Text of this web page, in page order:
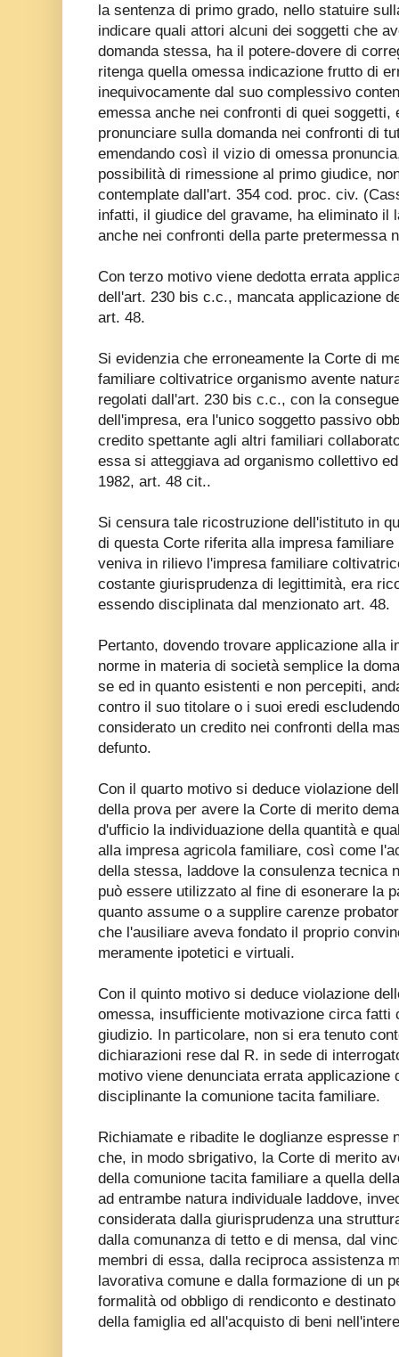
la sentenza di primo grado, nello statuire
indicare quali attori alcuni dei soggetti che
domanda stessa, ha il potere-dovere di
ritenga quella omessa indicazione frutto di
inequivocamente dal suo complessivo
emessa anche nei confronti di quei soggetti,
pronunciare sulla domanda nei confronti di
emendando così il vizio di omessa
possibilità di rimessione al primo giudice,
contemplate dall'art. 354 cod. proc. civ.
infatti, il giudice del gravame, ha eliminato il
anche nei confronti della parte pretermessa
Con terzo motivo viene dedotta errata
dell'art. 230 bis c.c., mancata applicazione
art. 48.
Si evidenzia che erroneamente la Corte di
familiare coltivatrice organismo avente
regolati dall'art. 230 bis c.c., con la
dell'impresa, era l'unico soggetto passivo
credito spettante agli altri familiari
essa si atteggiava ad organismo collettivo
1982, art. 48 cit..
Si censura tale ricostruzione dell'istituto in
di questa Corte riferita alla impresa
veniva in rilievo l'impresa familiare
costante giurisprudenza di legittimità, era
essendo disciplinata dal menzionato art. 48.
Pertanto, dovendo trovare applicazione alla
norme in materia di società semplice la
se ed in quanto esistenti e non percepiti,
contro il suo titolare o i suoi eredi
considerato un credito nei confronti della
defunto.
Con il quarto motivo si deduce violazione
della prova per avere la Corte di merito
d'ufficio la individuazione della quantità e
alla impresa agricola familiare, così come
della stessa, laddove la consulenza tecnica
può essere utilizzato al fine di esonerare la
quanto assume o a supplire carenze
che l'ausiliare aveva fondato il proprio
meramente ipotetici e virtuali.
Con il quinto motivo si deduce violazione
omessa, insufficiente motivazione circa fatti
giudizio. In particolare, non si era tenuto
dichiarazioni rese dal R. in sede di
motivo viene denunciata errata applicazione
disciplinante la comunione tacita familiare.
Richiamate e ribadite le doglianze espresse
che, in modo sbrigativo, la Corte di merito
della comunione tacita familiare a quella
ad entrambe natura individuale laddove,
considerata dalla giurisprudenza una
dalla comunanza di tetto e di mensa, dal
membri di essa, dalla reciproca assistenza
lavorativa comune e dalla formazione di un
formalità od obbligo di rendiconto e
della famiglia ed all'acquisto di beni